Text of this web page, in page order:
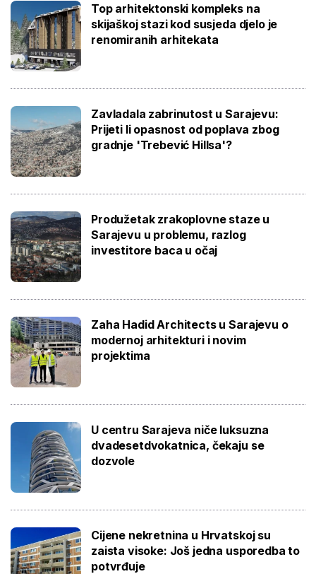
Top arhitektonski kompleks na
skijaškoj stazi kod susjeda djelo je
renomiranih arhitekata
Zavladala zabrinutost u Sarajevu:
Prijeti li opasnost od poplava zbog
gradnje 'Trebević Hillsa'?
Produžetak zrakoplovne staze u
Sarajevu u problemu, razlog
investitore baca u očaj
Zaha Hadid Architects u Sarajevu o
modernoj arhitekturi i novim
projektima
U centru Sarajeva niče luksuzna
dvadesetdvokatnica, čekaju se
dozvole
Cijene nekretnina u Hrvatskoj su
zaista visoke: Još jedna usporedba to
potvrđuje